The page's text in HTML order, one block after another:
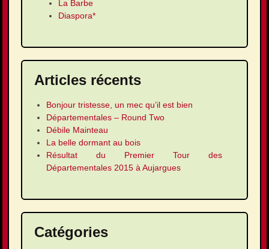
La Barbe
Diaspora*
Articles récents
Bonjour tristesse, un mec qu’il est bien
Départementales – Round Two
Débile Mainteau
La belle dormant au bois
Résultat du Premier Tour des
Départementales 2015 à Aujargues
Catégories